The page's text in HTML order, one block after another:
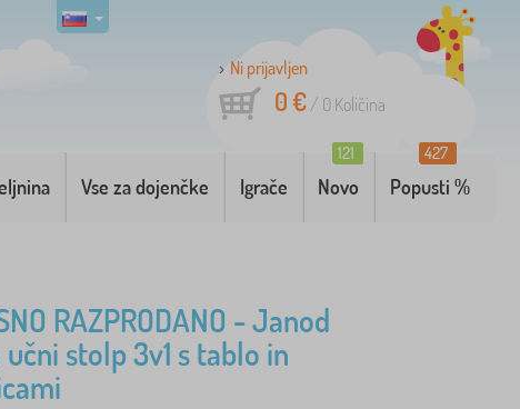
Ni prijavljen
0 €/ 0 Količina
Vse za dojenčke Igrače Novo
121
Popusti %
427
RAZPRODANO - Janod
stolp 3v1 s tablo in